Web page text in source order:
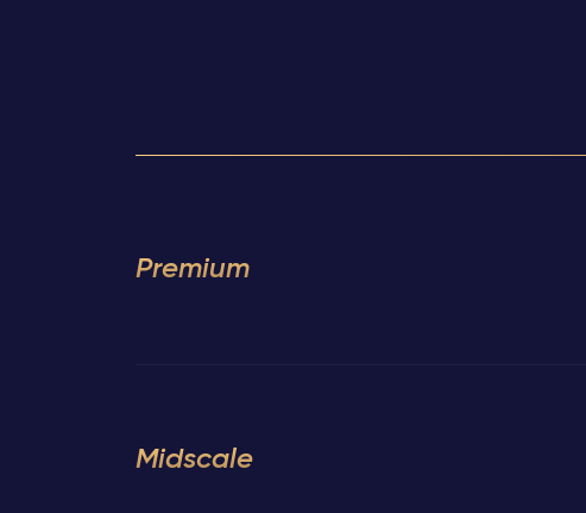
Premium
Midscale